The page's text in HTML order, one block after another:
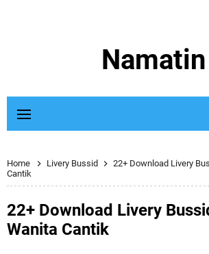
Namatin
Home Livery Bussid
22+ Download Livery
Cantik
22+ Download Livery
Wanita Cantik